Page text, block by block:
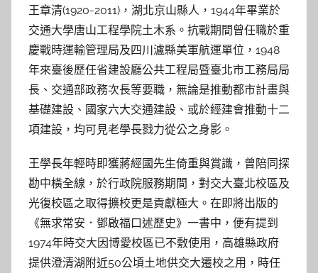
王章清(1920-2011)，湖北京山縣人，1944年畢業於
交通大學唐山工程學院土木系。抗戰期間曾任職於重
慶戰時運輸管理局及四川瀘縣美軍航運單位，1948
年來臺後歷任省建設廳公共工程局暨臺北市工務局局
長、交通部政務次長等要職，無論是推動都市計畫與
基礎建設、國家六大交通建設、或於經建會推動十二
項建設，均可見老學長戮力從公之身影。
王學長年輕時即獲蔣經國先生倚重與賞識，曾陪同探
勘中橫全線，於行政院服務期間，對交大臺北校區及
光復校區之取得擴校更是貢獻極大。在即將出版的
《無求常安．鄧啟福口述歷史》一書中，便有提到
1974年時交大因博愛校區已不敷使用，高雄縣政府
提供澄清湖附近50公頃土地供交大遷校之用，時任